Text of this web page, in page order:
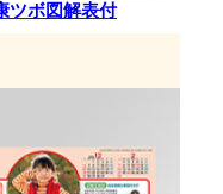
ボ図解表付